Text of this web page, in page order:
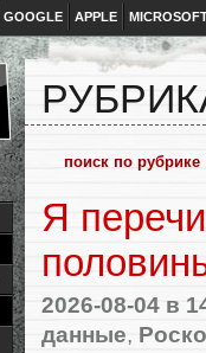
GOOGLE APPLE
Я
2026-08-04 в
данные,